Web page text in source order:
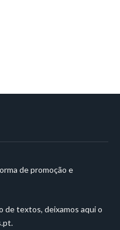
de promoção e
de textos, deixamos aqui o
.